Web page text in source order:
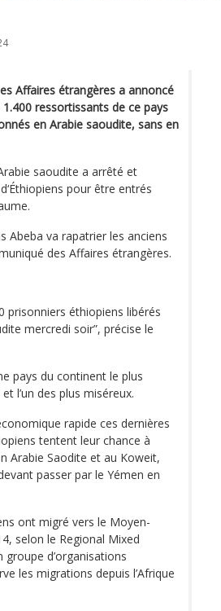
Affaires étrangères a annoncé
ressortissants de ce pays
en Arabie saoudite, sans en
saoudite a arrêté et
pour être entrés
Abeba va rapatrier les anciens
des Affaires étrangères.
prisonniers éthiopiens libérés
mercredi soir”, précise le
pays du continent le plus
l’un des plus miséreux.
rapide ces dernières
tentent leur chance à
Arabie Saodite et au Koweit,
passer par le Yémen en
ont migré vers le Moyen-
selon le Regional Mixed
d’organisations
les migrations depuis l’Afrique